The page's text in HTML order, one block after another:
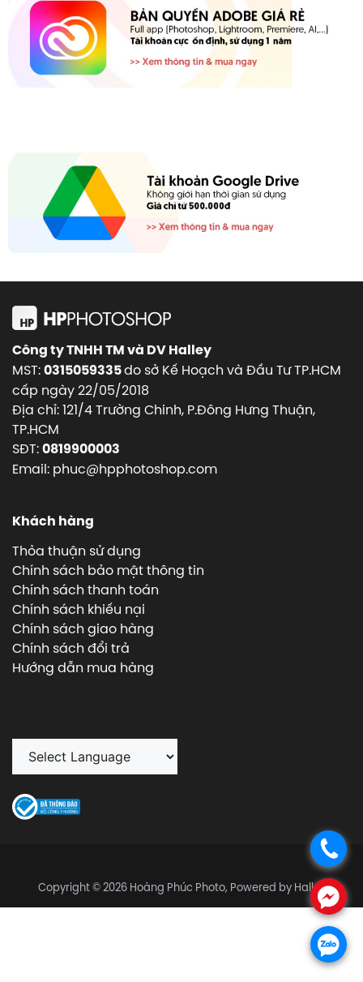
.
.
.
Công ty TNHH TM và DV Halley
MST:0315059335do sở Kế Hoạch và Đầu Tư TP.HCM
cấp ngày 22/05/2018
Địa chỉ: 121/4 Trường Chinh, P.Đông Hưng Thuận,
TP.HCM
SĐT:0819900003
Email: phuc@hpphotoshop.com
Khách hàng
Thỏa thuận sử dụng
Chính sách bảo mật thông tin
Chính sách thanh toán
Chính sách khiếu nại
Chính sách giao hàng
Chính sách đổi trả
Hướng dẫn mua hàng
Copyright © 2026 Hoàng Phúc Photo, Powered by Halley